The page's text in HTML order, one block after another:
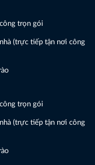
trọn gói
(trực tiếp tận nơi công
trọn gói
(trực tiếp tận nơi công